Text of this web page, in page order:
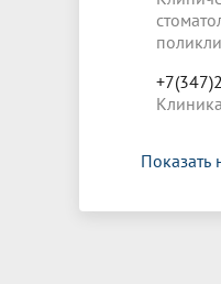
Показать